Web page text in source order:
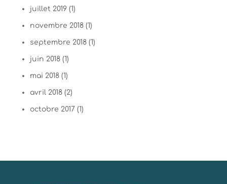
juillet 2019(1)
novembre 2018(1)
septembre 2018(1)
juin 2018(1)
mai 2018(1)
avril 2018(2)
octobre 2017 (1)